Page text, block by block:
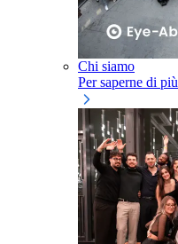
Chi siamo
Per saperne di più